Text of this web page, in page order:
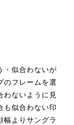
・似合わないが
のフレームを選
わないように見
も似合わない印
幅よりサングラ